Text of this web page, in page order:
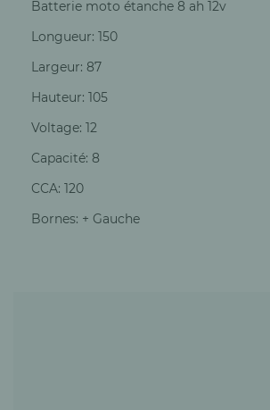
Batterie moto étanche 8 ah 12v
Longueur: 150
Largeur: 87
Hauteur: 105
Voltage: 12
Capacité: 8
CCA: 120
Bornes: + Gauche